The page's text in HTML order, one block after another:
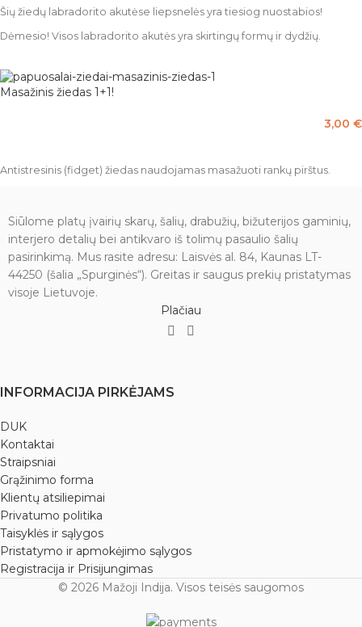
Šių žiedų labradorito akutėse liepsnelės yra tiesiog nuostabios!
Dėmesio! Visos labradorito akutės yra skirtingų formų ir dydžių.
Masažinis žiedas 1+1!
3,00 €
Antistresinis (fidget) žiedas naudojamas masažuoti rankų pirštus.
Siūlome platų įvairių skarų, šalių, drabužių, bižuterijos gaminių,
interjero detalių bei antikvaro iš tolimų pasaulio šalių
pasirinkimą. Mus rasite adresu: Laisvės al. 84, Kaunas LT-
44250 (šalia „Spurginės“). Greitas ir saugus prekių pristatymas
visoje Lietuvoje.
Plačiau
INFORMACIJA PIRKĖJAMS
DUK
Kontaktai
Straipsniai
Grąžinimo forma
Klientų atsiliepimai
Privatumo politika
Taisyklės ir sąlygos
Pristatymo ir apmokėjimo sąlygos
Registracija ir Prisijungimas
© 2026 Mažoji Indija. Visos teisės saugomos